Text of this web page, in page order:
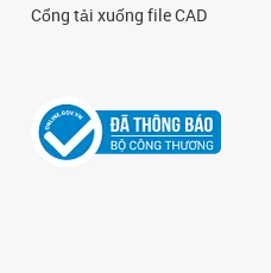
Cổng tải xuống file CAD